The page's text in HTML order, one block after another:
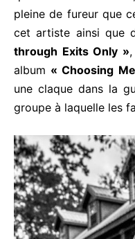
pleine de fureur que
cet artiste ainsi que
through Exits Only »
album « Choosing
une claque dans la
groupe à laquelle les